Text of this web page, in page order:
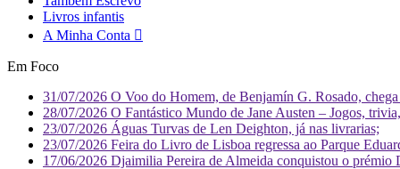
Livros infantis
A Minha Conta
Em Foco
31/07/2026 O Voo do Homem, de Benjamín G. Rosado,
28/07/2026 O Fantástico Mundo de Jane Austen – Jogos,
23/07/2026 Águas Turvas de Len Deighton, já nas livrarias;
23/07/2026 Feira do Livro de Lisboa regressa ao Parque
17/06/2026 Djaimilia Pereira de Almeida conquistou o